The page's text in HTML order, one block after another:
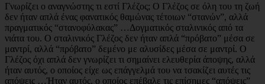
Γνωρίζει ο αναγνώστης τι εστί Γλέζος; Ο Γλέζος σε όλη του τη ζωή
δεν ήταν απλά ένας φανατικός θαμώνας τέτοιων “στανών”, αλλά
πραγματικός “στανοφύλακας” …Δογματικός σταλινικός από τα
νιάτα του. Ο σταλινικός Γλέζος δεν ήταν απλά “πρόβατο” μέσα σε
μαντρί, αλλά “πρόβατο” δεμένο με αλυσίδες μέσα σε μαντρί. Ο
Γλέζος όχι απλά δεν γνωρίζει τι σημαίνει ελευθερία άποψης, αλλά
ήταν αυτός, ο οποίος είχε ως επάγγελμά του να τσακίζει αυτές τις
απόψεις …Ήταν αυτός, ο οποίος επέβαλε τις επίσημες “απόψεις”